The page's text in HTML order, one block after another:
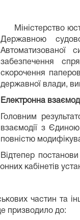
Міністерство
Державною
Автоматизованої
забезпечення
скорочення
державної влади,
Електронна
Головним
взаємодії з
повністю
Відтепер
кабінетів
частин та
призводило до: